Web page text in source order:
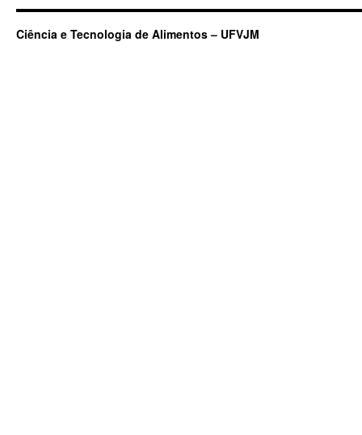
Ciência e Tecnologia de Alimentos – UFVJM